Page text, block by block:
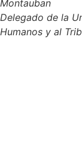
Montauban
Delegado de la
Humanos y al